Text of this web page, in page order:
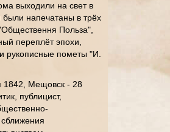
выходили на свет в
напечатаны в трёх
Польза",
переплёт эпохи,
рукописные пометы "И.
1842, Мещовск - 28
публицист,